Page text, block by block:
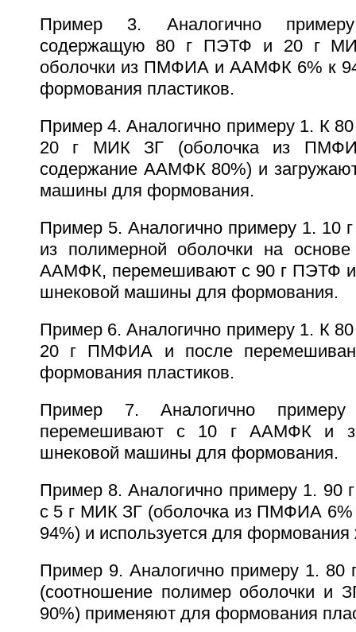
Пример 3. Аналогично
содержащую 80 г ПЭТФ и 20 г
оболочки из ПМФИА и ААМФК 6% к
формования пластиков.
Пример 4. Аналогично примеру 1. К
20 г МИК ЗГ (оболочка из
содержание ААМФК 80%) и
машины для формования.
Пример 5. Аналогично примеру 1. 10
из полимерной оболочки на
ААМФК, перемешивают с 90 г ПЭТФ и
шнековой машины для формования.
Пример 6. Аналогично примеру 1. К
20 г ПМФИА и после
формования пластиков.
Пример 7. Аналогично
перемешивают с 10 г ААМФК и
шнековой машины для формования.
Пример 8. Аналогично примеру 1. 90
с 5 г МИК ЗГ (оболочка из ПМФИА
94%) и используется для формования
Пример 9. Аналогично примеру 1.
(соотношение полимер оболочки и
90%) применяют для формования